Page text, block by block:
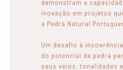
demonstram a
inovação em projetos
a Pedra Natural
Um desafio à
do potencial da pedra
seus veios, tonalidades